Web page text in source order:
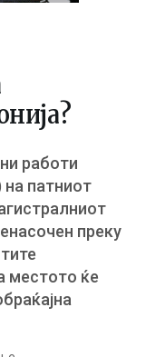
работи
на патниот
преку
местото ќе